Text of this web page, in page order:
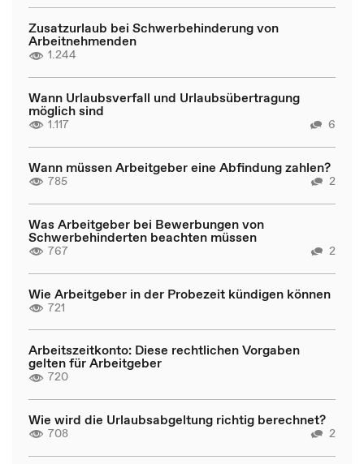
Zusatzurlaub bei Schwerbehinderung von
Arbeitnehmenden
1.244
Wann Urlaubsverfall und Urlaubsübertragung
möglich sind
1.117 6
Wann müssen Arbeitgeber eine Abfindung zahlen?
785 2
Was Arbeitgeber bei Bewerbungen von
Schwerbehinderten beachten müssen
767 2
Wie Arbeitgeber in der Probezeit kündigen können
721
Arbeitszeitkonto: Diese rechtlichen Vorgaben
gelten für Arbeitgeber
720
Wie wird die Urlaubsabgeltung richtig berechnet?
708 2